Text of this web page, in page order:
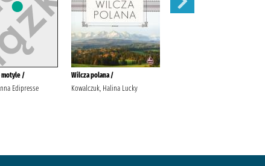
motyle /
Edipresse
Wilcza polana /
Kowalczuk, Halina Lucky